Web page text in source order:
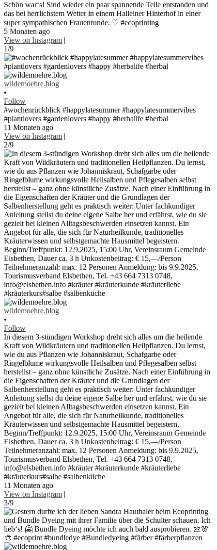
Schön war‘s! Sind wieder ein paar spannende Teile entstanden und
das bei herrlichstem Wetter in einem Halleiner Hinterhof in einer
super sympathischen Frauenrunde. ♡ #ecoprinting
5 Monaten ago
View on Instagram |
1/9
wildemoehre.blog
•
Follow
#wochenrückblick #happylatesummer #happylatesummervibes
#plantlovers #gardenlovers #happy #herbalife #herbal
11 Monaten ago
View on Instagram |
2/9
wildemoehre.blog
•
Follow
In diesem 3-stündigen Workshop dreht sich alles um die heilende
Kraft von Wildkräutern und traditionellen Heilpflanzen. Du lernst,
wie du aus Pflanzen wie Johanniskraut, Schafgarbe oder
Ringelblume wirkungsvolle Heilsalben und Pflegesalben selbst
herstellst – ganz ohne künstliche Zusätze. Nach einer Einführung in
die Eigenschaften der Kräuter und die Grundlagen der
Salbenherstellung geht es praktisch weiter: Unter fachkundiger
Anleitung stellst du deine eigene Salbe her und erfährst, wie du sie
gezielt bei kleinen Alltagsbeschwerden einsetzen kannst. Ein
Angebot für alle, die sich für Naturheilkunde, traditionelles
Kräuterwissen und selbstgemachte Hausmittel begeistern.
Beginn/Treffpunkt: 12.9.2025, 15:00 Uhr, Vereinsraum Gemeinde
Elsbethen, Dauer ca. 3 h Unkostenbeitrag: € 15,—/Person
Teilnehmeranzahl: max. 12 Personen Anmeldung: bis 9.9.2025,
Tourismusverband Elsbethen, Tel. +43 664 7313 0748,
info@elsbethen.info #kräuter #kräuterkunde #kräuterliebe
#kräuterkurs#salbe #salbenküche
11 Monaten ago
View on Instagram |
3/9